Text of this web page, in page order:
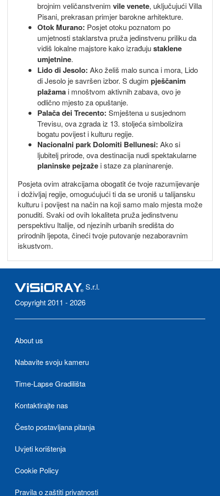
brojnim veličanstvenim vile venete, uključujući Villa
Pisani, prekrasan primjer barokne arhitekture.
Otok Murano: Posjet otoku poznatom po
umjetnosti staklarstva pruža jedinstvenu priliku da
vidiš lokalne majstore kako izrađujustaklene
umjetnine.
Lido di Jesolo: Ako želiš malo sunca i mora, Lido
di Jesolo je savršen izbor. S dugim pješčanim
plažama i mnoštvom aktivnih zabava, ovo je
odlično mjesto za opuštanje.
Palača dei Trecento: Smještena u susjednom
Trevisu, ova zgrada iz 13. stoljeća simbolizira
bogatu povijest i kulturu regije.
Nacionalni park Dolomiti Bellunesi: Ako si
ljubitelj prirode, ova destinacija nudi spektakularne
planinske pejzaže i staze za planinarenje.
Posjeta ovim atrakcijama obogatit će tvoje razumijevanje
i doživljaj regije, omogućujući ti da se uroniš u talijansku
kulturu i povijest na način na koji samo malo mjesta može
ponuditi. Svaki od ovih lokaliteta pruža jedinstvenu
perspektivu Italije, od njezinih urbanih središta do
prirodnih ljepota, čineći tvoje putovanje nezaboravnim
iskustvom.
S.r.l.
Copyright 2011 - 2026
About us
Nabavite svoju kameru
Time-Lapse Gradilišta
Kontaktirajte nas
Često postavljana pitanja
Uvjeti korištenja
Cookie Policy
Pravila o zaštiti privatnosti